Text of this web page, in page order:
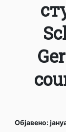
Објавено: